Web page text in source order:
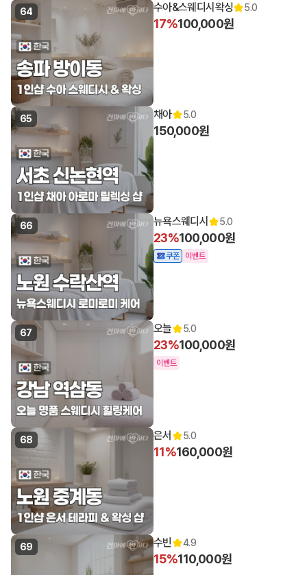
64 수아&스웨디시왁싱 5.0
17%100,000원
65 채아 5.0
150,000원
66 뉴욕스웨디시 5.0
23%100,000원
쿠폰 이벤트
67 오늘 5.0
23%100,000원
이벤트
68 은서 5.0
11%160,000원
69 수빈 4.9
15%110,000원